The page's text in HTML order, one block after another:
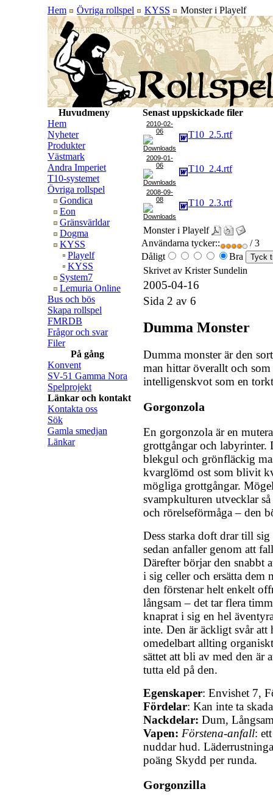
Hem Övriga rollspel KYSS Monster i Playelf
Huvudmeny
Hem
Nyheter
Produkter
Västmark
Andra Imperiet
T10-systemet
Övriga rollspel
Gondica
Eon
Gränsvärldar
Dogma
KYSS
Playelf
KYSS
System7
Lemuria Online
Bus och bös
Skapa rollspel
FMRDB
Frågor och svar
Filer
På gång
Konvent
SV-51 Gamma Nora
Spelprojekt
Länkar och kontakt
Kontakta oss
Sök
Gamla smedjan
Länkar
Senast uppskickade filer
2010-02-
06
T10_2.5.rtf
2009-01-
06
T10_2.4.rtf
2008-09-
08
T10_2.3.rtf
Monster i Playelf
Användarna tycker::
/ 3
Dåligt
Bra
Skrivet av Krister Sundelin
2005-04-16
Sida 2 av 6
Dumma Monster
Dumma monster är den
man hittar överallt och som
intelligenskvot som en
Gorgonzola
En gorgonzola är en
grottgångar och labyrinter.
blekgul och grönfläckig
kvarglömd ost som blivit
mögliga grottgångar.
svampkulturen utvecklar
och rörelseförmåga – den
Dess starka doft drar till
sedan anfaller genom att
Därefter börjar den snabbt
i sig celler och ersätta dem
den förstenar helt enkelt
långsam – det tar flera
knaprat i sig en hel
inte. Den är äckligt svår
omedelbart allting
sättet att bli av med den är
tutta eld på den.
Egenskaper: Envishet 7,
Fördelar: Kan inte ta
Nackdelar: Dum,
Vapen: Förstena-anfall:
nuddar hud.
poäng Skydd per runda.
Gorgonzilla